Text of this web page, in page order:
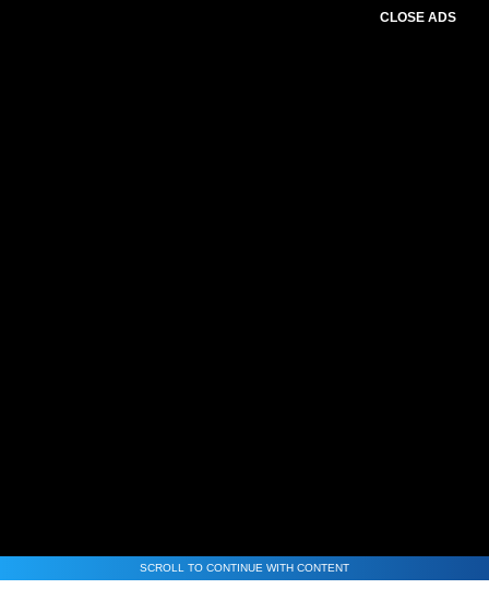
CLOSE ADS
SCROLL TO CONTINUE WITH CONTENT